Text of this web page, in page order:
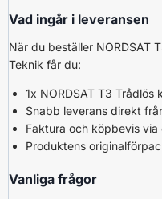
Vad ingår i leveransen
När du beställer NORDSAT
Teknik får du:
1x NORDSAT T3 Trådlös
Snabb leverans direkt
Faktura och köpbevis via
Produktens
Vanliga frågor